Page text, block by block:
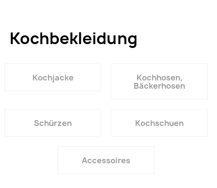
Kochbekleidung
Kochjacke Kochhosen,
Bäckerhosen
Schürzen Kochschuen
Accessoires